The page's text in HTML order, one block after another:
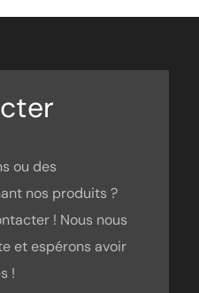
ou des
nos produits ?
! Nous nous
et espérons avoir
!